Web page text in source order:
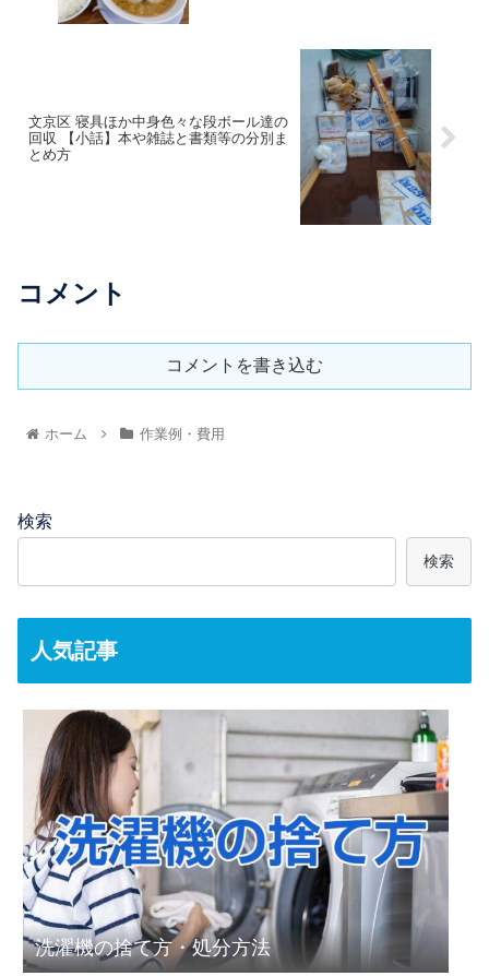
文京区 寝具ほか中身色々な段ボール達の
回収 【小話】本や雑誌と書類等の分別ま
とめ方
コメント
コメントを書き込む
ホーム 作業例・費用
検索
検索
人気記事
洗濯機の捨て方・処分方法